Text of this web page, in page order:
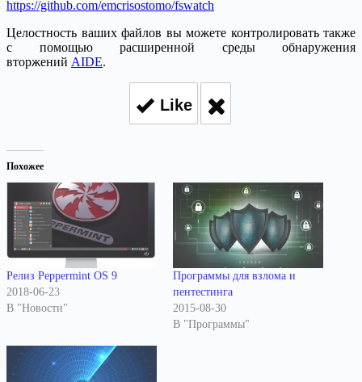
https://github.com/emcrisostomo/fswatch
Целостность ваших файлов вы можете контролировать также
с помощью расширенной среды обнаружения
вторжений AIDE.
Like
Похожее
Релиз Peppermint OS 9
2018-06-23
В "Новости"
Программы для взлома и
пентестинга
2015-08-30
В "Программы"